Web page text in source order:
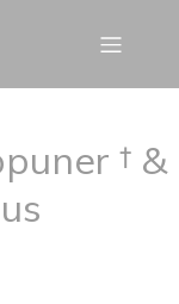
† &